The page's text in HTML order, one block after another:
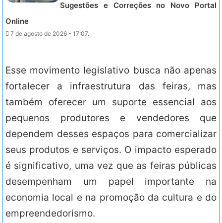
Sugestões e Correções no Novo Portal
Online
7 de agosto de 2026 - 17:07.
Esse movimento legislativo busca não apenas
fortalecer a infraestrutura das feiras, mas
também oferecer um suporte essencial aos
pequenos produtores e vendedores que
dependem desses espaços para comercializar
seus produtos e serviços. O impacto esperado
é significativo, uma vez que as feiras públicas
desempenham um papel importante na
economia local e na promoção da cultura e do
empreendedorismo.